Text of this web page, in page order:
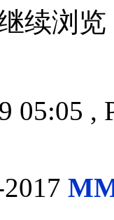
续浏览
05:05 ,